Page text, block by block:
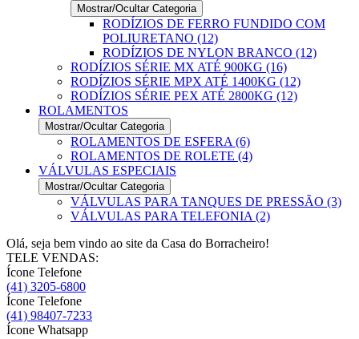
Mostrar/Ocultar Categoria
RODÍZIOS DE FERRO FUNDIDO COM
POLIURETANO (12)
RODÍZIOS DE NYLON BRANCO (12)
RODÍZIOS SÉRIE MX ATÉ 900KG (16)
RODÍZIOS SÉRIE MPX ATÉ 1400KG (12)
RODÍZIOS SÉRIE PEX ATÉ 2800KG (12)
ROLAMENTOS
Mostrar/Ocultar Categoria
ROLAMENTOS DE ESFERA (6)
ROLAMENTOS DE ROLETE (4)
VÁLVULAS ESPECIAIS
Mostrar/Ocultar Categoria
VÁLVULAS PARA TANQUES DE PRESSÃO (3)
VÁLVULAS PARA TELEFONIA (2)
Olá, seja bem vindo ao site da Casa do Borracheiro!
TELE VENDAS:
Ícone Telefone
(41) 3205-6800
Ícone Telefone
(41) 98407-7233
Ícone Whatsapp